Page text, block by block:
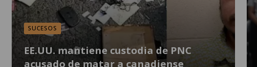
SUCESOS
EE.UU. mantiene custodia de PNC
acusado de matar a canadiense